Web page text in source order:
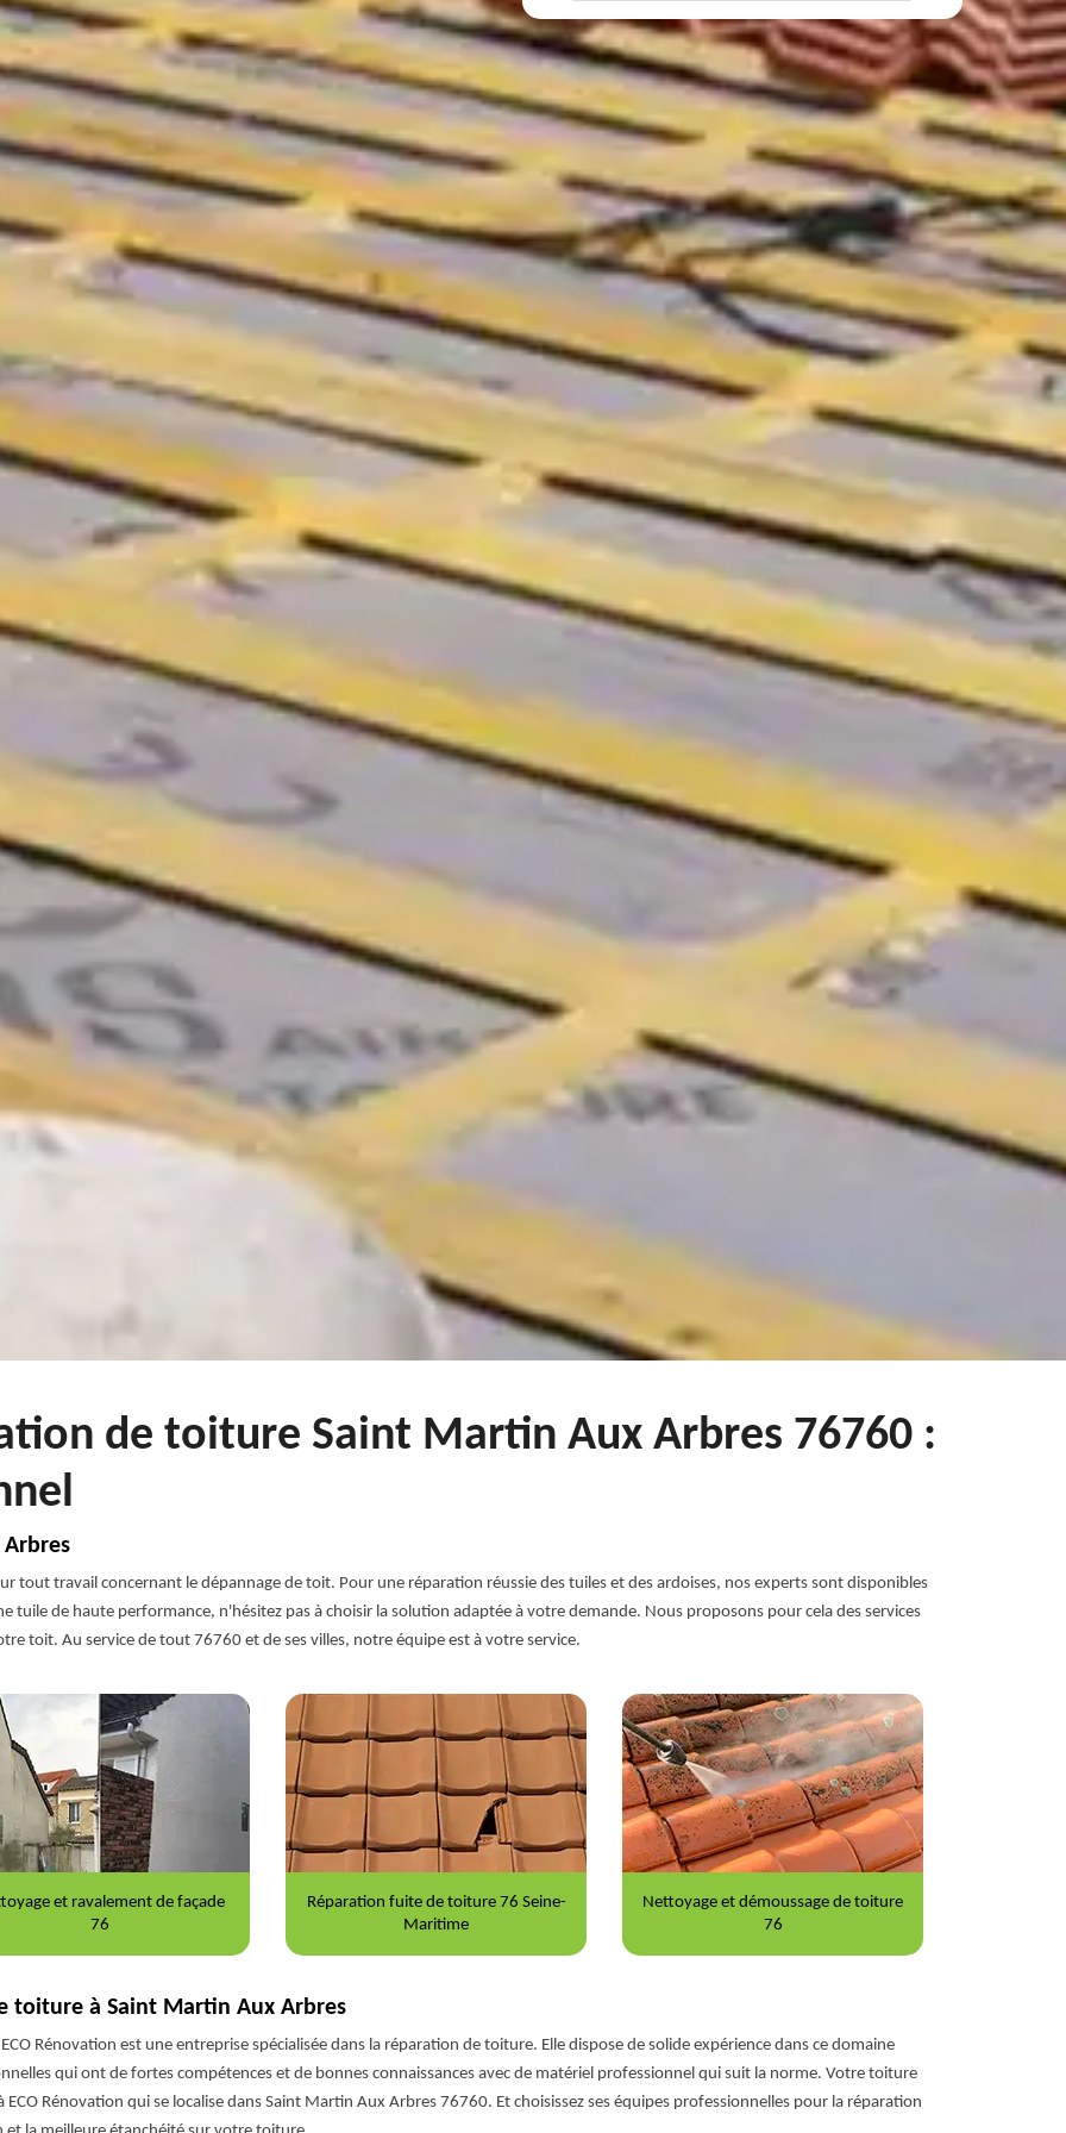
de toiture Saint Martin Aux Arbres 76760 :
tout travail concernant le dépannage de toit. Pour une réparation réussie des tuiles et des ardoises, nos experts sont disponibles
tuile de haute performance, n'hésitez pas à choisir la solution adaptée à votre demande. Nous proposons pour cela des services
toit. Au service de tout 76760 et de ses villes, notre équipe est à votre service.
fuite de toiture 76 Seine-
Maritime
Nettoyage et démoussage de toiture
76
Peinture sur tuile 76
toiture à Saint Martin Aux Arbres
Rénovation est une entreprise spécialisée dans la réparation de toiture. Elle dispose de solide expérience dans ce domaine
qui ont de fortes compétences et de bonnes connaissances avec de matériel professionnel qui suit la norme. Votre toiture
Rénovation qui se localise dans Saint Martin Aux Arbres 76760. Et choisissez ses équipes professionnelles pour la réparation